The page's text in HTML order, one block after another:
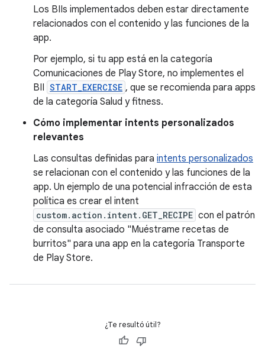
Los BIIs implementados deben estar directamente
relacionados con el contenido y las funciones de la
app.
Por ejemplo, si tu app está en la categoría
Comunicaciones de Play Store, no implementes el
BII START_EXERCISE , que se recomienda para apps
de la categoría Salud y fitness.
Cómo implementar intents personalizados
relevantes
Las consultas definidas para intents personalizados
se relacionan con el contenido y las funciones de la
app. Un ejemplo de una potencial infracción de esta
política es crear el intent
custom.action.intent.GET_RECIPE con el patrón
de consulta asociado "Muéstrame recetas de
burritos" para una app en la categoría Transporte
de Play Store.
¿Te resultó útil?